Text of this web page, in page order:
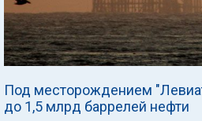
Под месторождением
до 1,5 млрд баррелей нефти